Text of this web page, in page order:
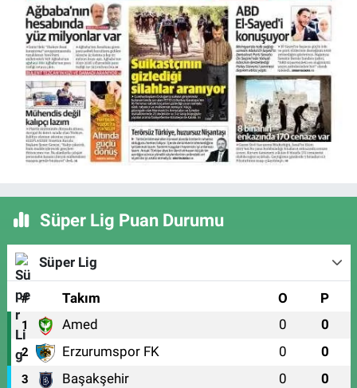
Süper Lig Puan Durumu
Süper Lig
# Takım O P
1 Amed 0 0
2 Erzurumspor FK 0 0
3 Başakşehir 0 0